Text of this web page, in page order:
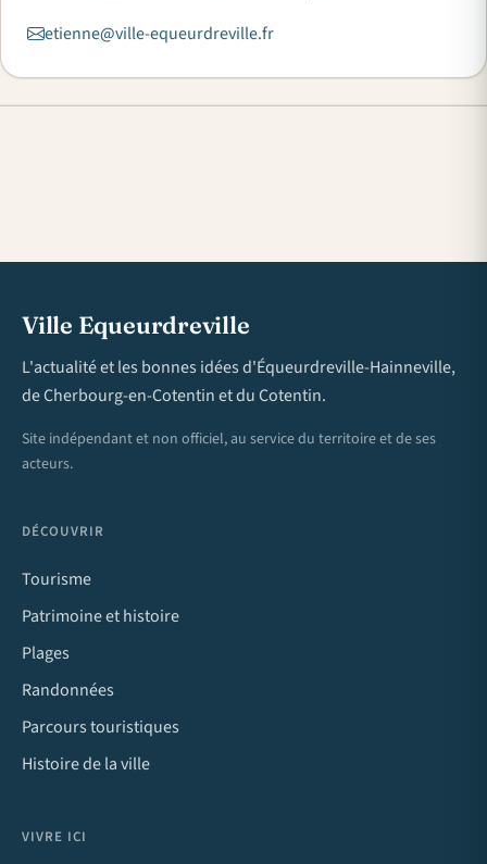
etienne@ville-equeurdreville.fr
Ville Equeurdreville
L'actualité et les bonnes idées d'Équeurdreville-Hainneville,
de Cherbourg-en-Cotentin et du Cotentin.
Site indépendant et non officiel, au service du territoire et de ses
acteurs.
DÉCOUVRIR
Tourisme
Patrimoine et histoire
Plages
Randonnées
Parcours touristiques
Histoire de la ville
VIVRE ICI